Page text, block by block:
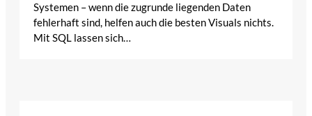
Systemen – wenn die zugrunde liegenden Daten
fehlerhaft sind, helfen auch die besten Visuals nichts.
Mit SQL lassen sich…